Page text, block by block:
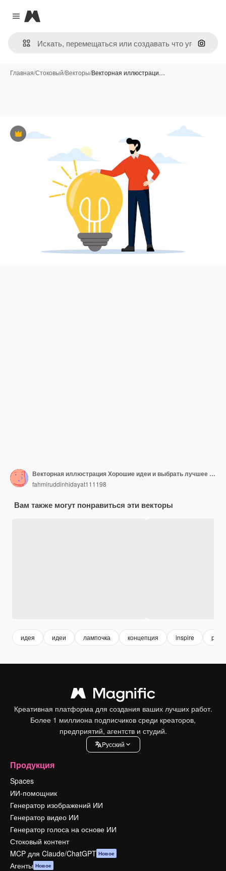
Close menu
Magnific
Поиск
Главная/Стоковый/Векторы/Векторная иллюстраци…
Премиум
Векторная иллюстрация Хорошие идеи и выбрать лучшее для вашего бизнеса с лидерами и большими идеями
fahmiruddinhidayat111198
Вам также могут понравиться эти векторы
идея идеи лампочка концепция inspire
Креативная платформа для создания ваших лучших работ.
Более 1 миллиона подписчиков среди креаторов,
предприятий, агентств и студий.
Pусский
Продукция
Spaces
ИИ-помощник
Генератор изображений ИИ
Генератор видео ИИ
Генератор голоса на основе ИИ
Стоковый контент
MCP для Claude/ChatGPT Новое
Агенты Новое